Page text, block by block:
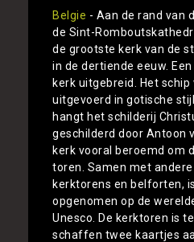
Belgie - Aan de rand van
de Sint-
de grootste kerk van de
in de dertiende eeuw.
kerk uitgebreid. Het schip
uitgevoerd in gotische
hangt het schilderij
geschilderd door Antoon
kerk vooral beroemd om
toren. Samen met andere
kerktorens en belforten,
opgenomen op de
Unesco. De kerktoren is
schaffen twee kaartjes